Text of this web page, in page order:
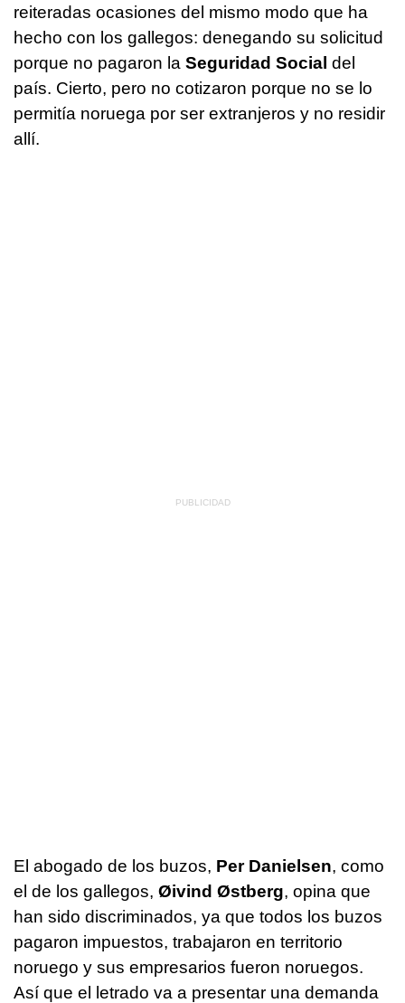
reiteradas ocasiones del mismo modo que ha
hecho con los gallegos: denegando su solicitud
porque no pagaron la Seguridad Social del
país. Cierto, pero no cotizaron porque no se lo
permitía noruega por ser extranjeros y no residir
allí.
El abogado de los buzos, Per Danielsen, como
el de los gallegos, Øivind Østberg, opina que
han sido discriminados, ya que todos los buzos
pagaron impuestos, trabajaron en territorio
noruego y sus empresarios fueron noruegos.
Así que el letrado va a presentar una demanda